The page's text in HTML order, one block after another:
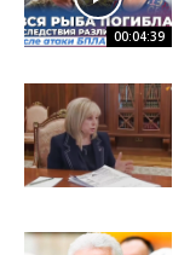
00:04:39